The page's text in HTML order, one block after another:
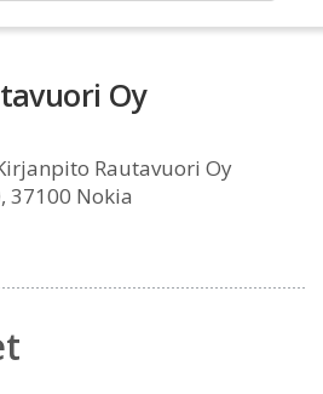
Oy
Rautavuori Oy
37100 Nokia